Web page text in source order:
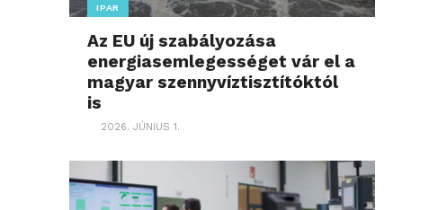
IPAR
Az EU új szabályozása
energiasemlegességet vár el a
magyar szennyvíztisztítóktól
is
2026. JÚNIUS 1.